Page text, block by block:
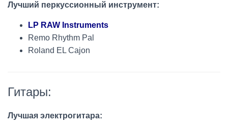
Лучший перкуссионный инструмент:
LP RAW Instruments
Remo Rhythm Pal
Roland EL Cajon
Гитары:
Лучшая электрогитара: